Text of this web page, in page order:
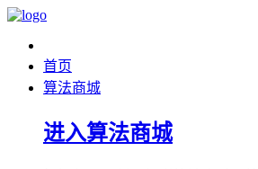
首页
算法商城
进入算法商城